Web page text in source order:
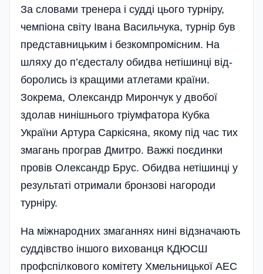
За словами тренера і судді цього турніру,
чемпіона світу Івана Васильчука, турнір був
представницьким і безкомпромісним. На
шляху до п’єдесталу обидва нетішинці від­
боролись із кращими атлетами країни.
Зокрема, Олек­сандр Мирончук у двобої
здолав ниніш­нього тріумфатора Кубка
України Артура Саркісяна, якому під час тих
змагань програв Дмитро. Важкі поєдинки
провів Олександр Брус. Обидва нетішинці у
результаті отримали бронзові нагороди
турніру.
На міжнародних змаганнях нині відзначають
суддівство іншого вихованця КДЮСШ
профспілкового комі­тету Хмельницької АЕС